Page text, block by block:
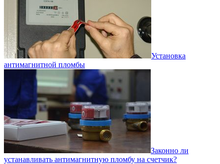
Установка
антимагнитной пломбы
Законно ли
устанавливать антимагнитную пломбу на счетчик?